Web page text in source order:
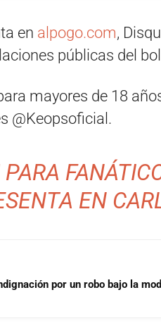
en alpogo.com,
públicas del
mayores de 18
@Keopsoficial.
PARA
EN
por un robo bajo la